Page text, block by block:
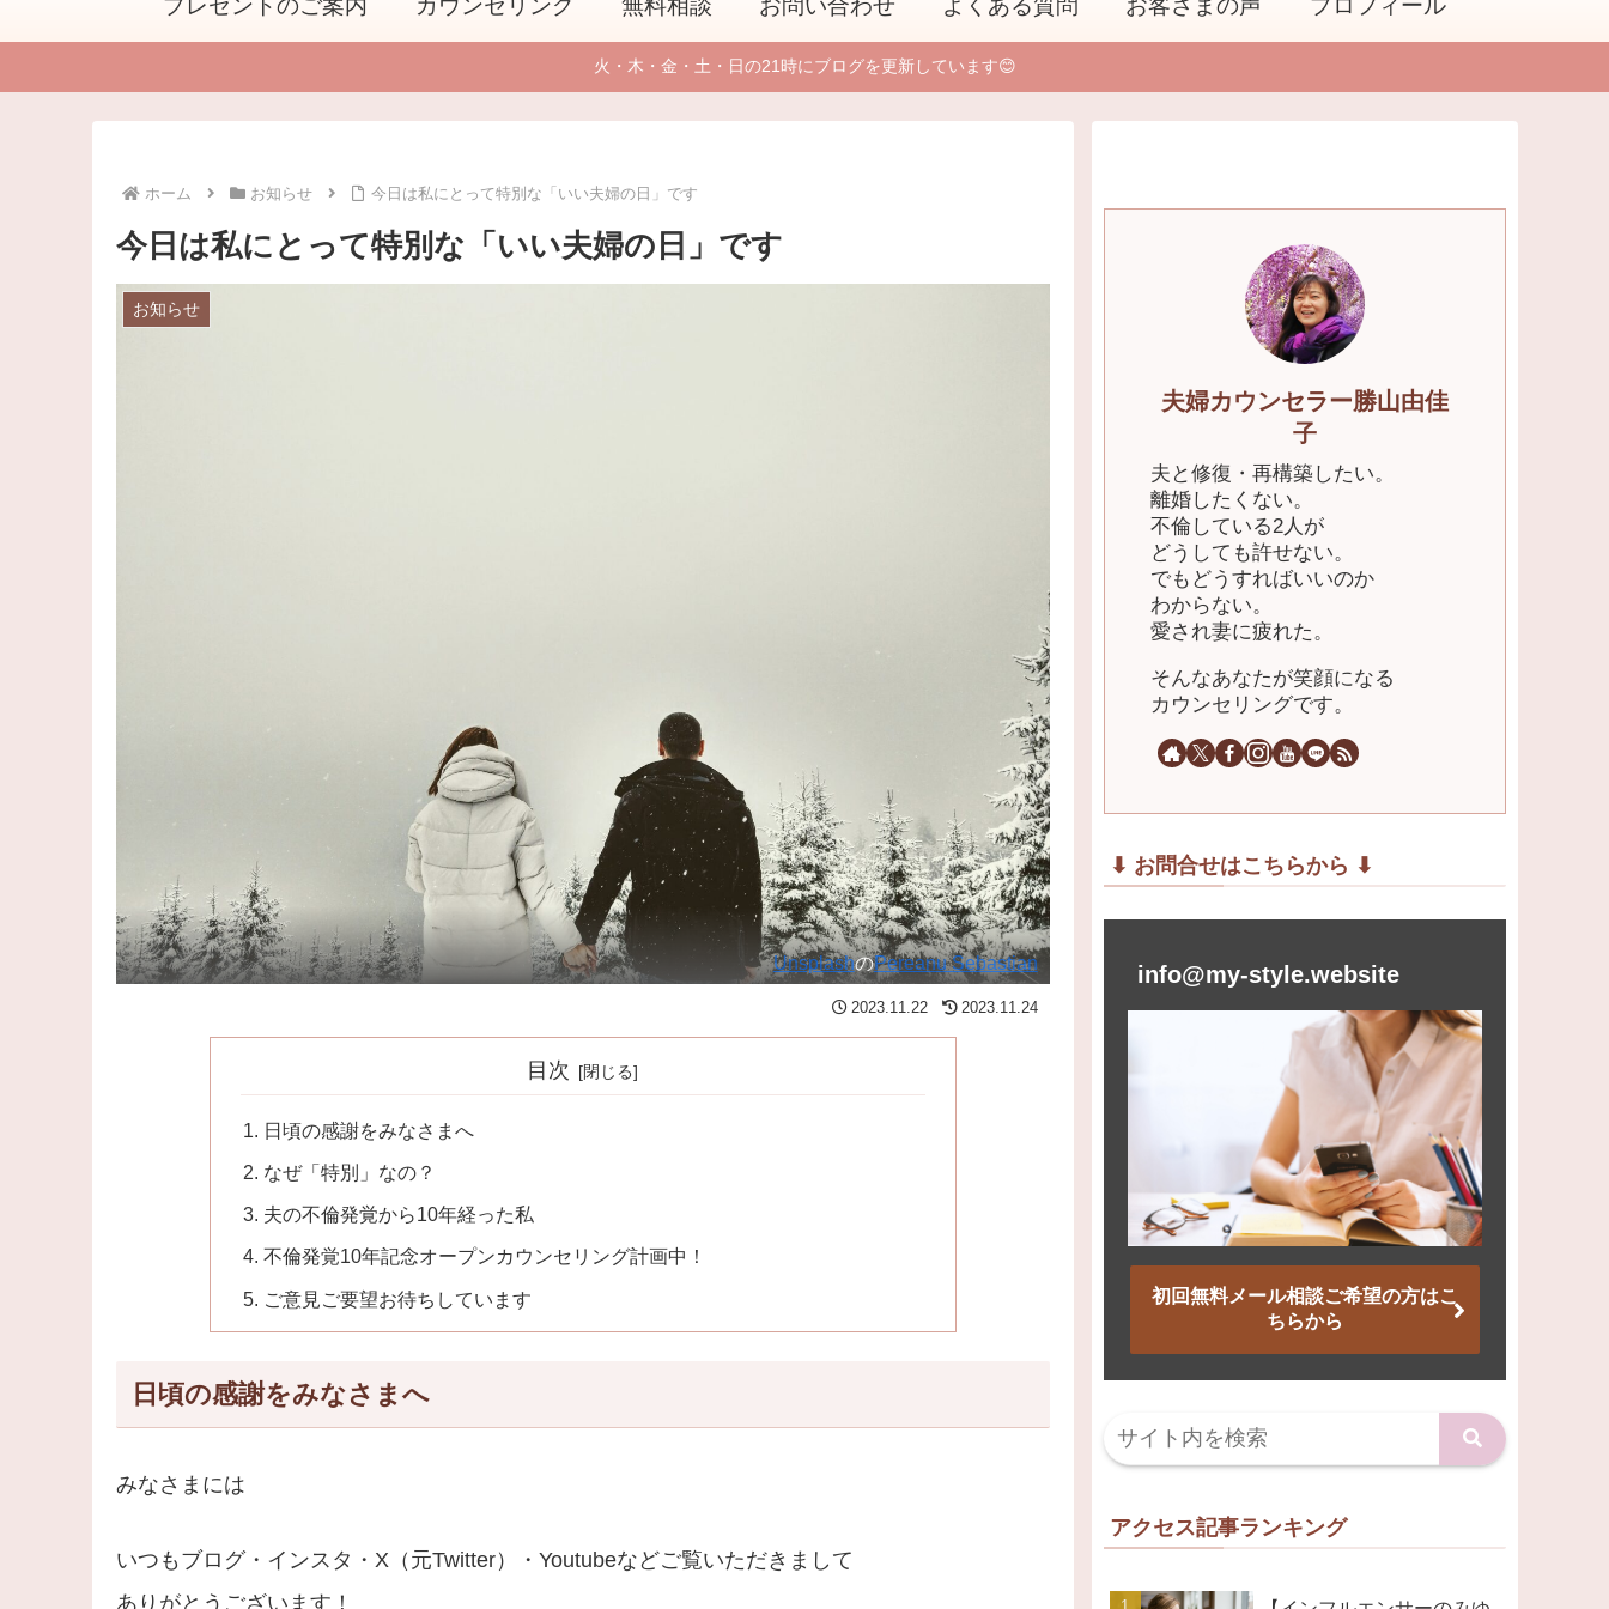
プレゼントのご案内 カウンセリング 無料相談 お問い合わせ よくある質問 お客さまの声 プロフィール
火・木・金・土・日の21時にブログを更新しています😊
ホーム お知らせ 今日は私にとって特別な「いい夫婦の日」です
今日は私にとって特別な「いい夫婦の日」です
お知らせ
UnsplashのPereanu Sebastian
2023.11.22 2023.11.24
目次
日頃の感謝をみなさまへ
なぜ「特別」なの？
夫の不倫発覚から10年経った私
不倫発覚10年記念オープンカウンセリング計画中！
ご意見ご要望お待ちしています
日頃の感謝をみなさまへ
みなさまには
いつもブログ・インスタ・X（元Twitter）・Youtubeなどご覧いただきまして
ありがとうございます！
夫婦カウンセラー勝山由佳
子
夫と修復・再構築したい。
離婚したくない。
不倫している2人が
どうしても許せない。
でもどうすればいいのか
わからない。
愛され妻に疲れた。
そんなあなたが笑顔になる
カウンセリングです。
⬇︎ お問合せはこちらから ⬇︎
info@my-style.website
初回無料メール相談ご希望の方はこ
ちらから
アクセス記事ランキング